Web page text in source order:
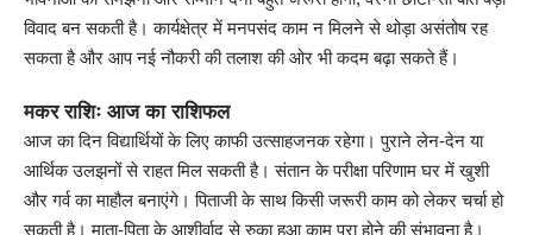
विवाद बन सकती है। कार्यक्षेत्र में मनपसंद काम न मिलने से थोड़ा असंतोष रह
सकता है और आप नई नौकरी की तलाश की ओर भी कदम बढ़ा सकते हैं।
मकर राशिः आज का राशिफल
आज का दिन विद्यार्थियों के लिए काफी उत्साहजनक रहेगा। पुराने लेन-देन या
आर्थिक उलझनों से राहत मिल सकती है। संतान के परीक्षा परिणाम घर में खुशी
और गर्व का माहौल बनाएंगे। पिताजी के साथ किसी जरूरी काम को लेकर चर्चा हो
सकती है। माता-पिता के आशीर्वाद से रुका हुआ काम पूरा होने की संभावना है।